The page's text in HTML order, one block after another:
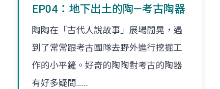
EP04：地下出土的陶—考古陶器
陶陶在「古代人說故事」展場閒晃，遇
到了常常跟考古團隊去野外進行挖掘工
作的小平鏟。好奇的陶陶對考古的陶器
有好多疑問......